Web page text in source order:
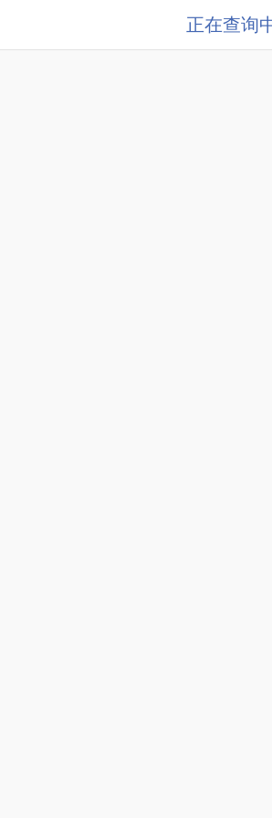
正在查询